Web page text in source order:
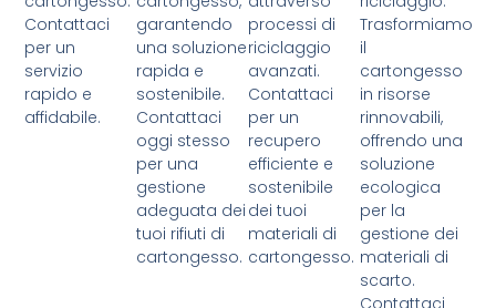
Contattaci
per un
servizio
rapido e
affidabile.
garantendo
una soluzione
rapida e
sostenibile.
Contattaci
oggi stesso
per una
gestione
adeguata dei
tuoi rifiuti di
cartongesso.
processi di
riciclaggio
avanzati.
Contattaci
per un
recupero
efficiente e
sostenibile
dei tuoi
materiali di
cartongesso.
Trasformiamo
il
cartongesso
in risorse
rinnovabili,
offrendo una
soluzione
ecologica
per la
gestione dei
materiali di
scarto.
Contattaci